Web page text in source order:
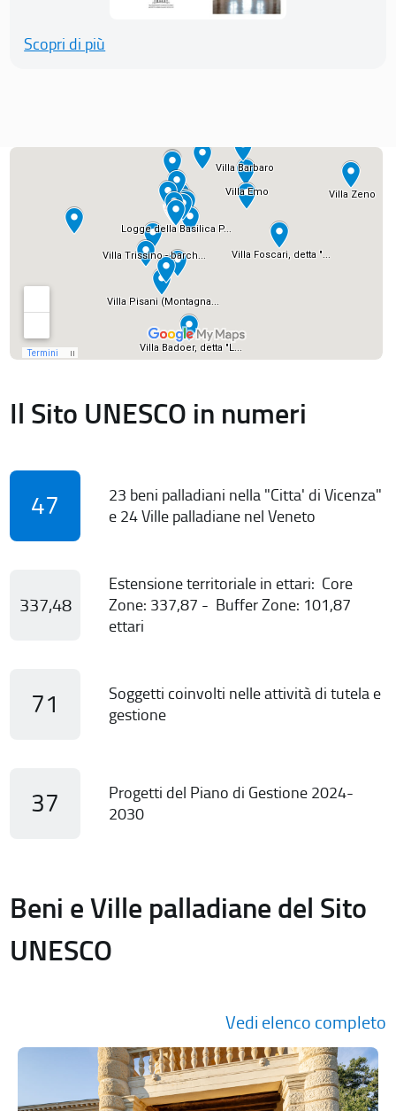
Scopri di più
Il Sito UNESCO in numeri
47
23 beni palladiani nella "Citta' di Vicenza"
e 24 Ville palladiane nel Veneto
337,48
Estensione territoriale in ettari: Core
Zone: 337,87 - Buffer Zone: 101,87
ettari
71
Soggetti coinvolti nelle attività di tutela e
gestione
37
Progetti del Piano di Gestione 2024-
2030
Beni e Ville palladiane del Sito
UNESCO
Vedi elenco completo